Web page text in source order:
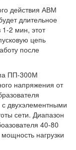
действия АВМ
длительное
1-2 мин, этот
цепь
после
ПП-300М
напряжения от
двухэлементными
сети. Диапазон
40-80
нагрузки